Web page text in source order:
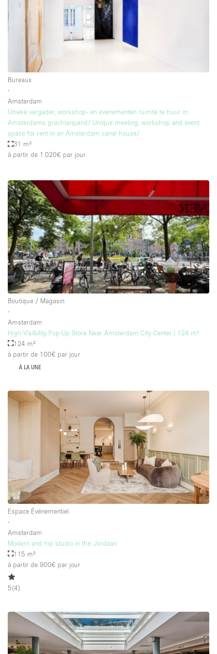
Espace Epuré / Minimaliste
Exposition Véhicules
Internet
Jardin
Mobilier
Parking Privé
Plusieurs Pièces
Rooftop / Terrasse
Réserve
Salle de Bain
Smoking Area
Soundproof
Style Haussmannien
Style Industriel
Système de sécurité
Water Access
Électricité
Équipement de bureau
Équipement sonore et vidéo
Étage/accès
Rez-de-chaussée sur cour
Rez-de-chaussée sur rue
Centre commercial
Autre
Bureaux
∙
Amsterdam
Unieke vergader, workshop- en evenementen ruimte te huur in
Amsterdams grachtenpand/ Unique meeting, workshop and event
space for rent in an Amsterdam canal house/
31 m²
à partir de 1.020€ par jour
Boutique / Magasin
∙
Amsterdam
High-Visibility Pop-Up Store Near Amsterdam City Center | 124 m²
124 m²
à partir de 100€ par jour
À LA UNE
Espace Événementiel
∙
Amsterdam
Modern and hip studio in the Jordaan
115 m²
à partir de 900€ par jour
5(4)